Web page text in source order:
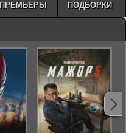
ПРЕМЬЕРЫ ПОДБОРКИ